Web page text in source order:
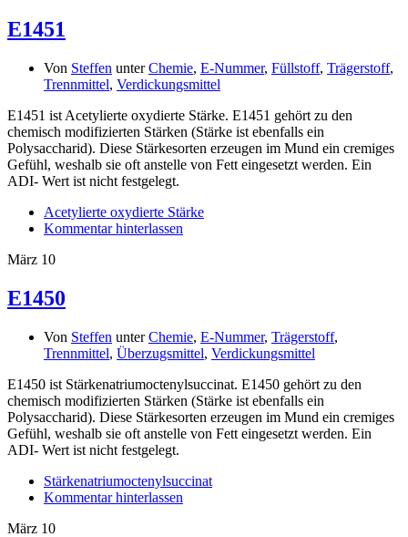
E1451
Von Steffen unterChemie, E-Nummer, Füllstoff, Trägerstoff,
Trennmittel, Verdickungsmittel
E1451 ist Acetylierte oxydierte Stärke. E1451 gehört zu den
chemisch modifizierten Stärken (Stärke ist ebenfalls ein
Polysaccharid). Diese Stärkesorten erzeugen im Mund ein cremiges
Gefühl, weshalb sie oft anstelle von Fett eingesetzt werden. Ein
ADI- Wert ist nicht festgelegt.
Acetylierte oxydierte Stärke
Kommentar hinterlassen
März 10
E1450
Von Steffen unterChemie, E-Nummer, Trägerstoff,
Trennmittel, Überzugsmittel, Verdickungsmittel
E1450 ist Stärkenatriumoctenylsuccinat. E1450 gehört zu den
chemisch modifizierten Stärken (Stärke ist ebenfalls ein
Polysaccharid). Diese Stärkesorten erzeugen im Mund ein cremiges
Gefühl, weshalb sie oft anstelle von Fett eingesetzt werden. Ein
ADI- Wert ist nicht festgelegt.
Stärkenatriumoctenylsuccinat
Kommentar hinterlassen
März 10